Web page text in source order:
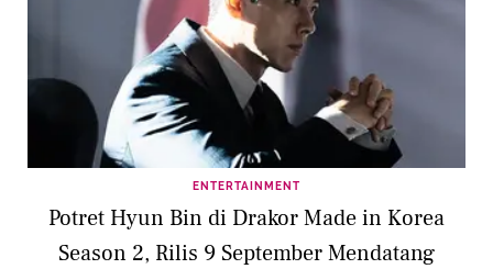
ENTERTAINMENT
Potret Hyun Bin di Drakor Made in Korea
Season 2, Rilis 9 September Mendatang